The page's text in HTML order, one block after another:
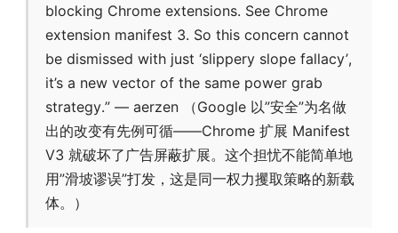
blocking Chrome extensions. See Chrome
extension manifest 3. So this concern cannot
be dismissed with just ‘slippery slope fallacy’,
it’s a new vector of the same power grab
strategy.” — aerzen （Google 以”安全”为名做
出的改变有先例可循——Chrome 扩展 Manifest
V3 就破坏了广告屏蔽扩展。这个担忧不能简单地
用”滑坡谬误”打发，这是同一权力攫取策略的新载
体。）